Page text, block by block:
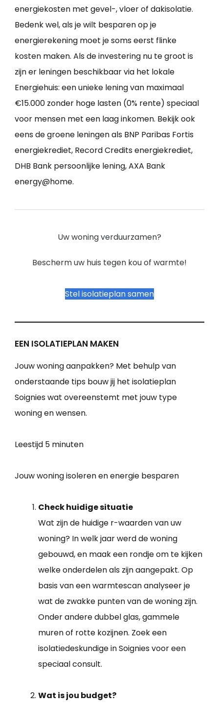
energiekosten met gevel-, vloer of dakisolatie.
Bedenk wel, als je wilt besparen op je
energierekening moet je soms eerst flinke
kosten maken. Als de investering nu te groot is
zijn er leningen beschikbaar via het lokale
Energiehuis: een unieke lening van maximaal
€15.000 zonder hoge lasten (0% rente) speciaal
voor mensen met een laag inkomen. Bekijk ook
eens de groene leningen als BNP Paribas Fortis
energiekrediet, Record Credits energiekrediet,
DHB Bank persoonlijke lening, AXA Bank
energy@home.
Uw woning verduurzamen?
Bescherm uw huis tegen kou of warmte!
Stel isolatieplan samen
EEN ISOLATIEPLAN MAKEN
Jouw woning aanpakken? Met behulp van
onderstaande tips bouw jij het isolatieplan
Soignies wat overeenstemt met jouw type
woning en wensen.
Leestijd 5 minuten
Jouw woning isoleren en energie besparen
Check huidige situatie
Wat zijn de huidige r-waarden van uw
woning? In welk jaar werd de woning
gebouwd, en maak een rondje om te kijken
welke onderdelen als zijn aangepakt. Op
basis van een warmtescan analyseer je
wat de zwakke punten van de woning zijn.
Onder andere dubbel glas, gammele
muren of rotte kozijnen. Zoek een
isolatiedeskundige in Soignies voor een
speciaal consult.
Wat is jou budget?